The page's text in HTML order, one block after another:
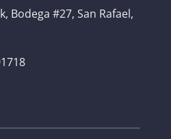
Bodega #27, San Rafael,